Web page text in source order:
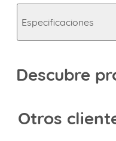
Especificaciones
Descubre
Otros